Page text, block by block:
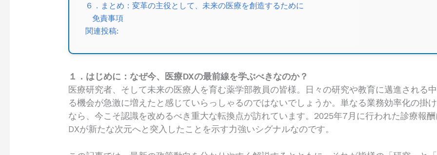
６．まとめ：変革の主役として、未来の医療を創造するために
免責事項
関連投稿:
１．はじめに：なぜ今、医療DXの最前線を学ぶべきなのか？
医療研究者、そして未来の医療人を育む薬学部教員の皆様。日々の研究や教育に邁進される
る機会が急激に増えたと感じていらっしゃるのではないでしょうか。単なる業務効率化の掛
なら、今こそ認識を改めるべき重大な転換点が訪れています。2025年7月に行われた診療報
DXが新たな次元へと突入したことを示す力強いシグナルなのです。